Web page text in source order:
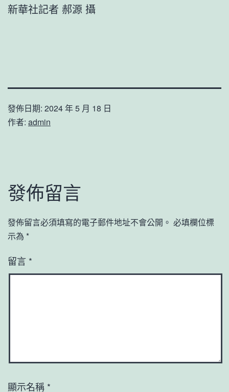
新華社記者 郝源 攝
發佈日期: 2024 年 5 月 18 日
作者: admin
發佈留言
發佈留言必須填寫的電子郵件地址不會公開。 必填欄位標
示為 *
留言 *
顯示名稱 *